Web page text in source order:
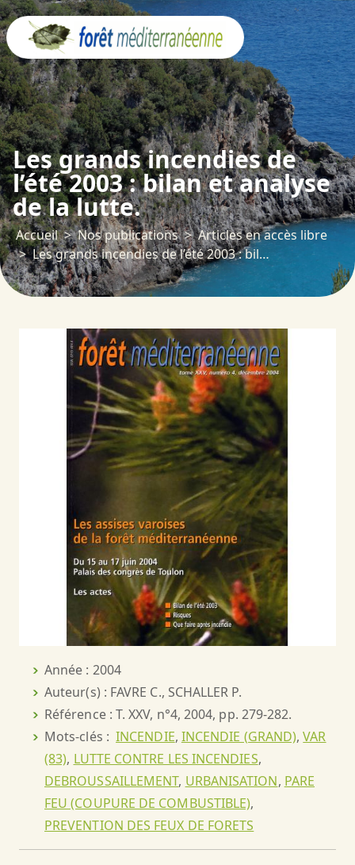
Les grands incendies de
l’été 2003 : bilan et analyse
de la lutte.
Accueil Nos publications
Articles en accès libre
Les grands incendies de l’été 2003 : bilan et analyse de la lutte.
Année : 2004
Auteur(s) : FAVRE C., SCHALLER P.
Référence : T. XXV, n°4, 2004, pp. 279-282.
Mots-clés :INCENDIE, INCENDIE (GRAND),VAR
(83), LUTTE CONTRE LES INCENDIES,
DEBROUSSAILLEMENT, URBANISATION, PARE
FEU (COUPURE DE COMBUSTIBLE),
PREVENTION DES FEUX DE FORETS
Panneau de gestion des cookies